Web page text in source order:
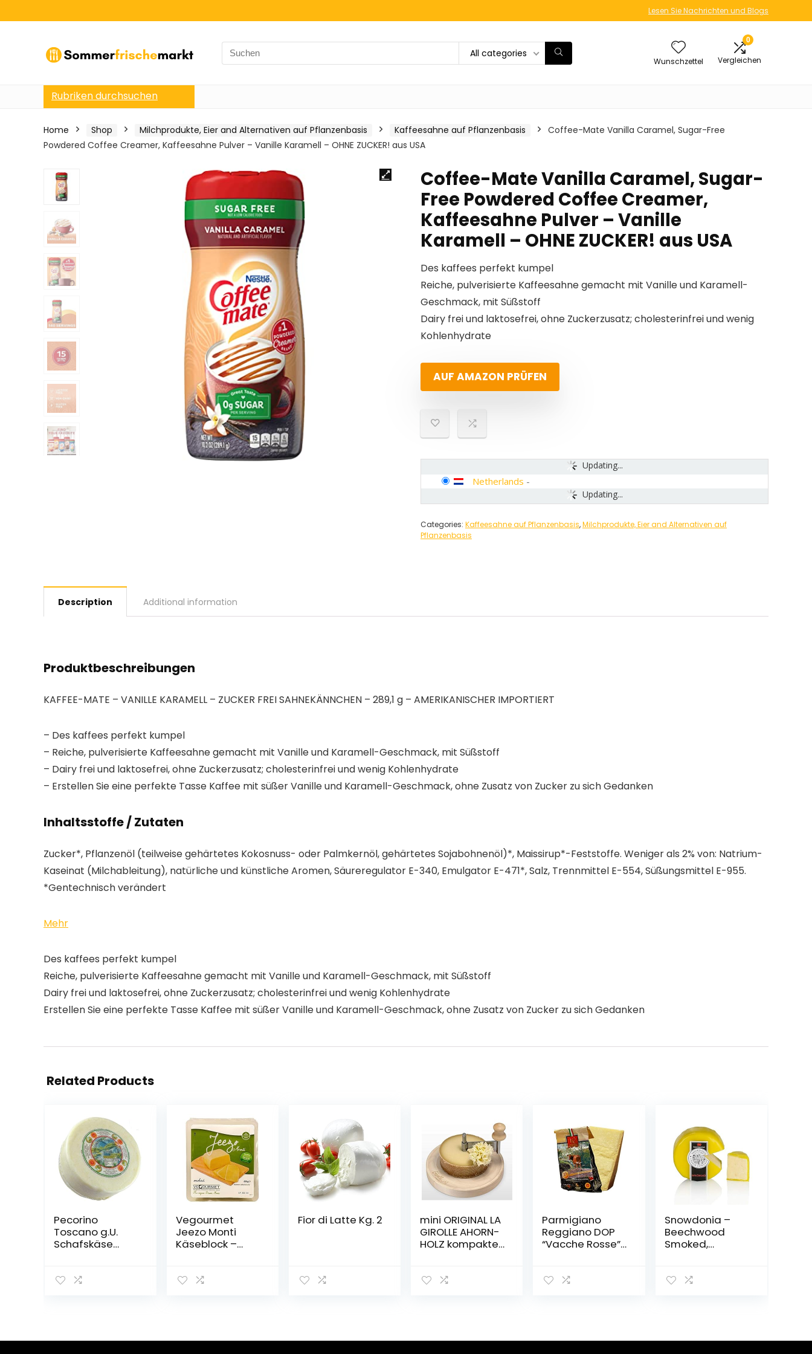
Lesen Sie Nachrichten und Blogs
Search
for:
All categories
Wunschzettel
0
Vergleichen
Rubriken durchsuchen
Home Shop Milchprodukte, Eier and Alternativen auf Pflanzenbasis Kaffeesahne auf Pflanzenbasis
Coffee-Mate Vanilla Caramel, Sugar-Free
Powdered Coffee Creamer, Kaffeesahne Pulver – Vanille Karamell – OHNE ZUCKER! aus USA
Coffee-Mate Vanilla Caramel, Sugar-
Free Powdered Coffee Creamer,
Kaffeesahne Pulver – Vanille
Karamell – OHNE ZUCKER! aus USA
Des kaffees perfekt kumpel
Reiche, pulverisierte Kaffeesahne gemacht mit Vanille und Karamell-
Geschmack, mit Süßstoff
Dairy frei und laktosefrei, ohne Zuckerzusatz; cholesterinfrei und wenig
Kohlenhydrate
AUF AMAZON PRÜFEN
Updating...
Updating...
Netherlands -
Categories: Kaffeesahne auf Pflanzenbasis,Milchprodukte, Eier and Alternativen auf
Pflanzenbasis
Description Additional information
Produktbeschreibungen
KAFFEE-MATE – VANILLE KARAMELL – ZUCKER FREI SAHNEKÄNNCHEN – 289,1 g – AMERIKANISCHER IMPORTIERT
– Des kaffees perfekt kumpel
– Reiche, pulverisierte Kaffeesahne gemacht mit Vanille und Karamell-Geschmack, mit Süßstoff
– Dairy frei und laktosefrei, ohne Zuckerzusatz; cholesterinfrei und wenig Kohlenhydrate
– Erstellen Sie eine perfekte Tasse Kaffee mit süßer Vanille und Karamell-Geschmack, ohne Zusatz von Zucker zu sich Gedanken
Inhaltsstoffe / Zutaten
Zucker*, Pflanzenöl (teilweise gehärtetes Kokosnuss- oder Palmkernöl, gehärtetes Sojabohnenöl)*, Maissirup*-Feststoffe. Weniger als 2% von: Natrium-
Kaseinat (Milchableitung), natürliche und künstliche Aromen, Säureregulator E-340, Emulgator E-471*, Salz, Trennmittel E-554, Süßungsmittel E-955.
*Gentechnisch verändert
Mehr
Des kaffees perfekt kumpel
Reiche, pulverisierte Kaffeesahne gemacht mit Vanille und Karamell-Geschmack, mit Süßstoff
Dairy frei und laktosefrei, ohne Zuckerzusatz; cholesterinfrei und wenig Kohlenhydrate
Erstellen Sie eine perfekte Tasse Kaffee mit süßer Vanille und Karamell-Geschmack, ohne Zusatz von Zucker zu sich Gedanken
Related Products
Pecorino
Toscano g.U.
Schafskäse
2,0
Vegourmet
Jeezo Monti
Käseblock –
Fior di Latte Kg. 2
mini ORIGINAL LA
GIROLLE AHORN-
HOLZ kompakter
1/2 Laib +
Parmigiano
Reggiano DOP
“Vacche Rosse”
– insgesamt
(Roter
Snowdonia –
Beechwood
Smoked,
gelber Wachs,